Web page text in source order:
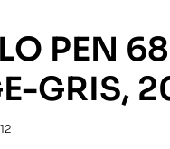
PEN
GRIS,